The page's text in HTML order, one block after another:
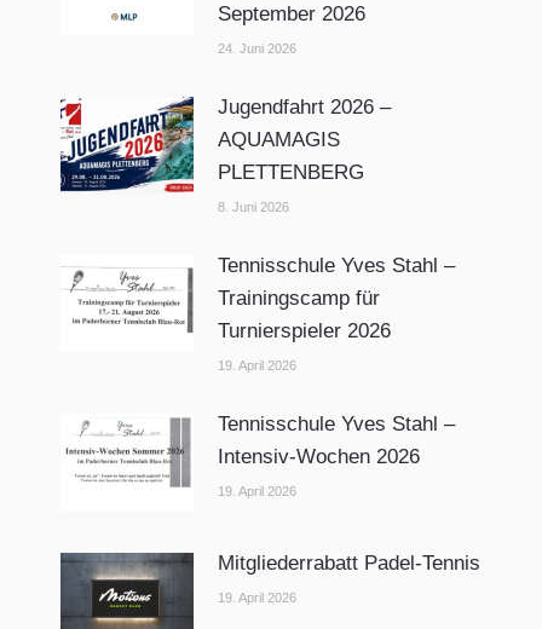
September 2026
24. Juni 2026
Jugendfahrt 2026 –
AQUAMAGIS
PLETTENBERG
8. Juni 2026
Tennisschule Yves Stahl –
Trainingscamp für
Turnierspieler 2026
19. April 2026
Tennisschule Yves Stahl –
Intensiv-Wochen 2026
19. April 2026
Mitgliederrabatt Padel-Tennis
19. April 2026